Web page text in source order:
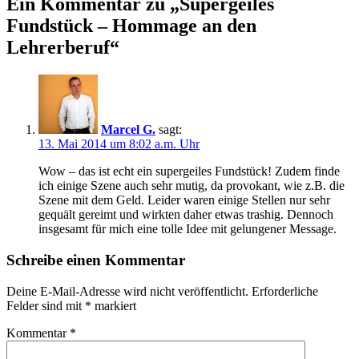
Ein Kommentar zu „Supergeiles
Fundstück – Hommage an den
Lehrerberuf“
Marcel G. sagt:
13. Mai 2014 um 8:02 a.m. Uhr
Wow – das ist echt ein supergeiles Fundstück! Zudem finde
ich einige Szene auch sehr mutig, da provokant, wie z.B. die
Szene mit dem Geld. Leider waren einige Stellen nur sehr
gequält gereimt und wirkten daher etwas trashig. Dennoch
insgesamt für mich eine tolle Idee mit gelungener Message.
Schreibe einen Kommentar
Deine E-Mail-Adresse wird nicht veröffentlicht. Erforderliche
Felder sind mit * markiert
Kommentar *